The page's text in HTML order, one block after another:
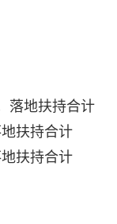
落地扶持合计
扶持合计
扶持合计